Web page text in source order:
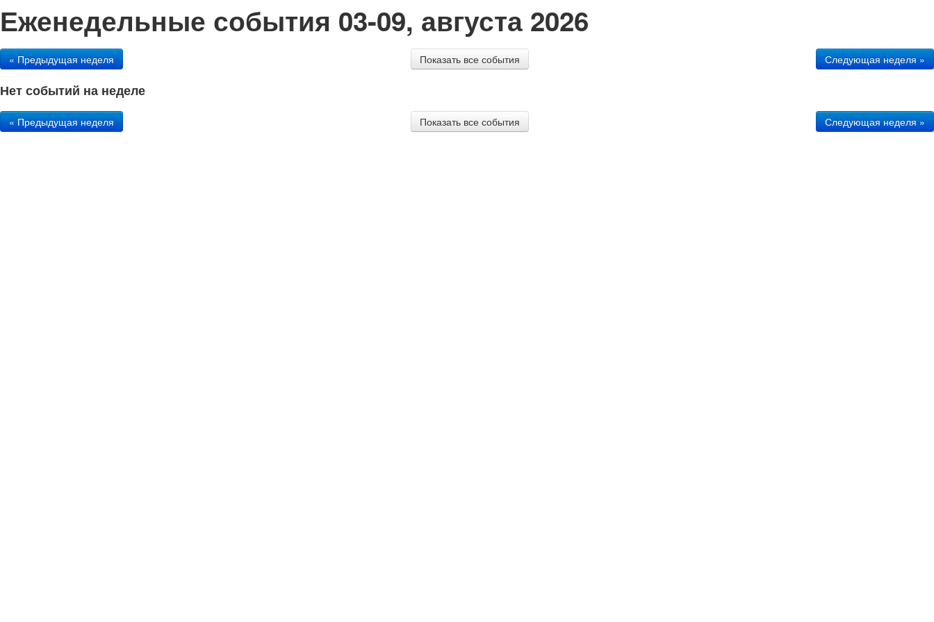
Еженедельные события 03-09, августа 2026
« Предыдущая неделя Показать все события Следующая неделя »
Нет событий на неделе
« Предыдущая неделя Показать все события Следующая неделя »